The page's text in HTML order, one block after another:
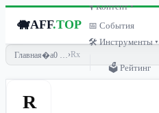
🐗AFF.TOP
🎙 Контент ▾
📅 События
🛠 Инструменты ▾
🗳 Рейтинг
Главная › Rx
R